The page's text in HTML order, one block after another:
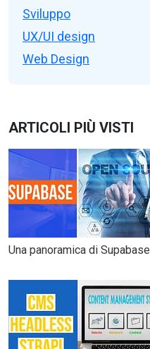
Sviluppo
UX/UI design
Web Design
ARTICOLI PIÙ VISTI
Una panoramica di Supabase